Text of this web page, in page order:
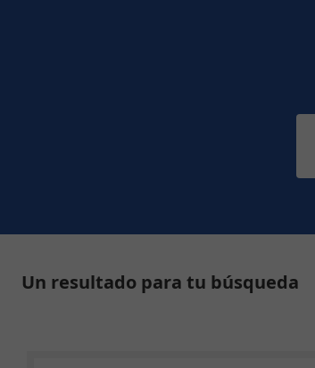
Un resultado para tu búsqueda